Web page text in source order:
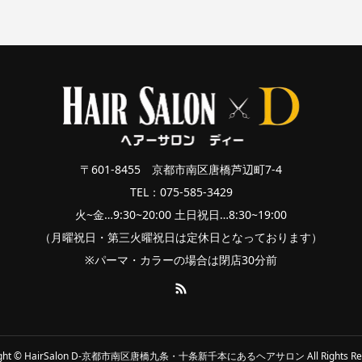
〒601-8455 京都市南区唐橋芦辺町7-4
TEL：075-585-3429
火~金…9:30~20:00 土日祝日…8:30~19:00
（月曜祝日・第三火曜祝日は定休日となっております）
※パーマ・カラーの場合は閉店30分前
© HairSalon D-京都市南区唐橋九条・十条新千本にあるヘアサロン All Rights